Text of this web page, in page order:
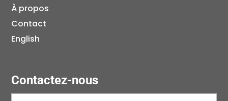
À propos
Contact
English
Contactez-nous